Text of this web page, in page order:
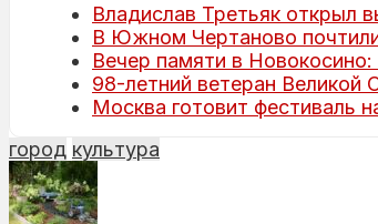
Владислав Третьяк открыл
В Южном Чертаново
Вечер памяти в
98-летний ветеран Великой
Москва готовит фестиваль
город культура